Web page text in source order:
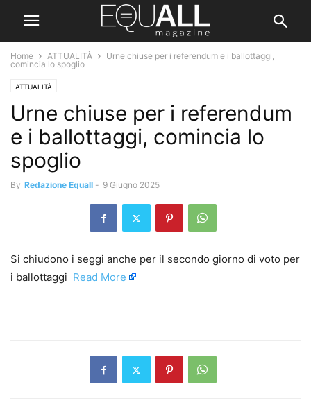
Home ATTUALITÀ
Urne chiuse per i referendum e i ballottaggi,
comincia lo spoglio
ATTUALITÀ
Urne chiuse per i referendum
e i ballottaggi, comincia lo
spoglio
By Redazione Equall - 9 Giugno 2025
Si chiudono i seggi anche per il secondo giorno di voto per
i ballottaggi ​ Read More